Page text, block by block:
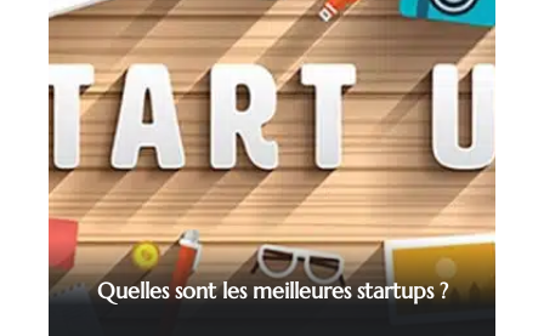
Quelles sont les meilleures startups ?